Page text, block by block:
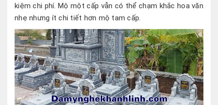
kiệm chi phí. Mộ một cấp vẫn có thể chạm khắc hoa văn
nhẹ nhưng ít chi tiết hơn mộ tam cấp.